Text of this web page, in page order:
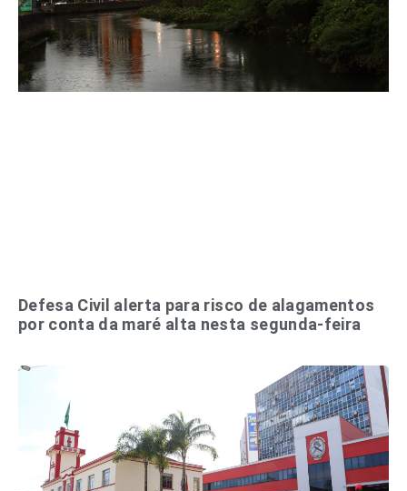
Defesa Civil alerta para risco de alagamentos
por conta da maré alta nesta segunda-feira